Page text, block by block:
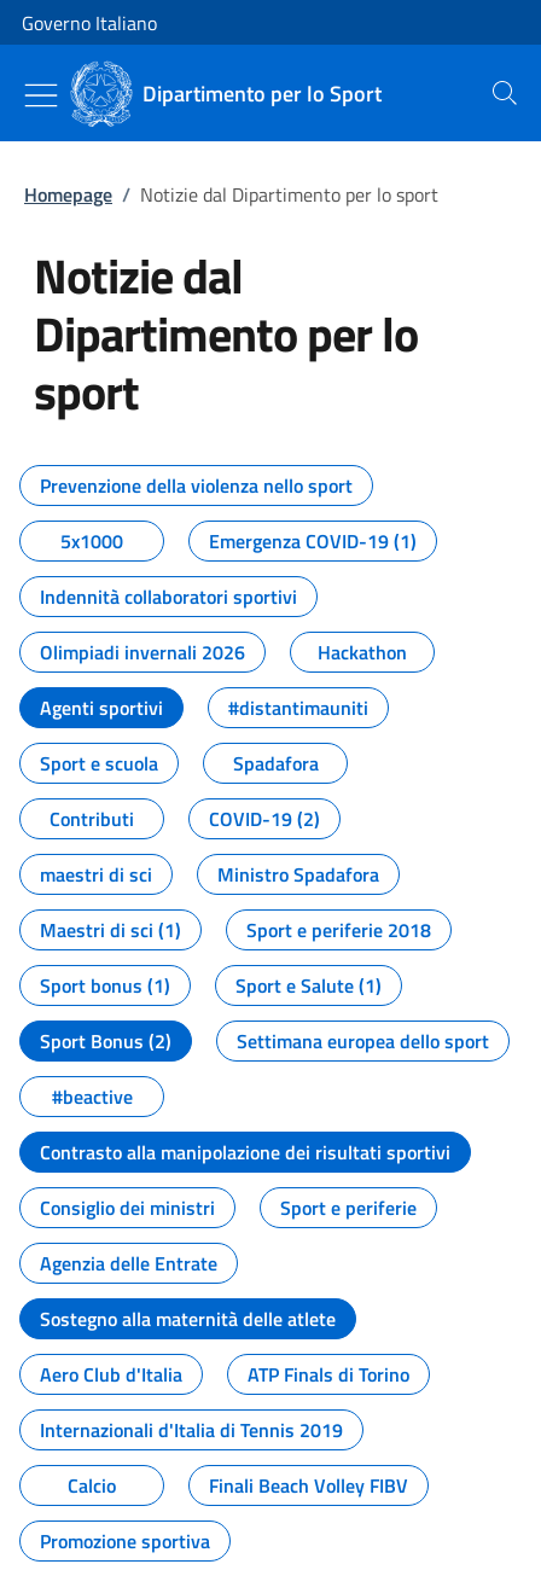
Vai al contenuto
Vai alla navigazione del sito
Governo Italiano
Dipartimento per lo Sport Cerca
Homepage / Notizie dal Dipartimento per lo sport
Notizie dal
Dipartimento per lo
sport
Tutti i contenuti della pagina
Prevenzione della violenza nello sport
5x1000
Emergenza COVID-19 (1)
Indennità collaboratori sportivi
Olimpiadi invernali 2026
Hackathon
Agenti sportivi
#distantimauniti
Sport e scuola
Spadafora
Contributi
COVID-19 (2)
maestri di sci
Ministro Spadafora
Maestri di sci (1)
Sport e periferie 2018
Sport bonus (1)
Sport e Salute (1)
Sport Bonus (2)
Settimana europea dello sport
#beactive
Contrasto alla manipolazione dei risultati sportivi
Consiglio dei ministri
Sport e periferie
Agenzia delle Entrate
Sostegno alla maternità delle atlete
Aero Club d'Italia
ATP Finals di Torino
Internazionali d'Italia di Tennis 2019
Calcio
Finali Beach Volley FIBV
Promozione sportiva